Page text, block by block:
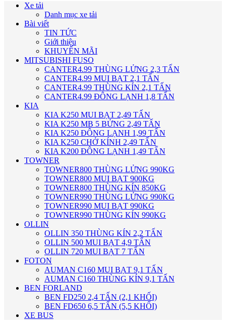
Xe tải
Danh mục xe tải
Bài viết
TIN TỨC
Giới thiệu
KHUYẾN MÃI
MITSUBISHI FUSO
CANTER4.99 THÙNG LỬNG 2,3 TẤN
CANTER4.99 MUI BẠT 2,1 TẤN
CANTER4.99 THÙNG KÍN 2,1 TẤN
CANTER4.99 ĐÔNG LẠNH 1,8 TẤN
KIA
KIA K250 MUI BẠT 2,49 TẤN
KIA K250 MB 5 BỬNG 2,49 TẤN
KIA K250 ĐÔNG LẠNH 1,99 TẤN
KIA K250 CHỞ KÍNH 2,49 TẤN
KIA K200 ĐÔNG LẠNH 1,49 TẤN
TOWNER
TOWNER800 THÙNG LỬNG 990KG
TOWNER800 MUI BẠT 900KG
TOWNER800 THÙNG KÍN 850KG
TOWNER990 THÙNG LỬNG 990KG
TOWNER990 MUI BẠT 990KG
TOWNER990 THÙNG KÍN 990KG
OLLIN
OLLIN 350 THÙNG KÍN 2,2 TẤN
OLLIN 500 MUI BẠT 4,9 TẤN
OLLIN 720 MUI BẠT 7 TẤN
FOTON
AUMAN C160 MUI BẠT 9,1 TẤN
AUMAN C160 THÙNG KÍN 9,1 TẤN
BEN FORLAND
BEN FD250 2,4 TẤN (2,1 KHỐI)
BEN FD650 6,5 TẤN (5,5 KHỐI)
XE BUS